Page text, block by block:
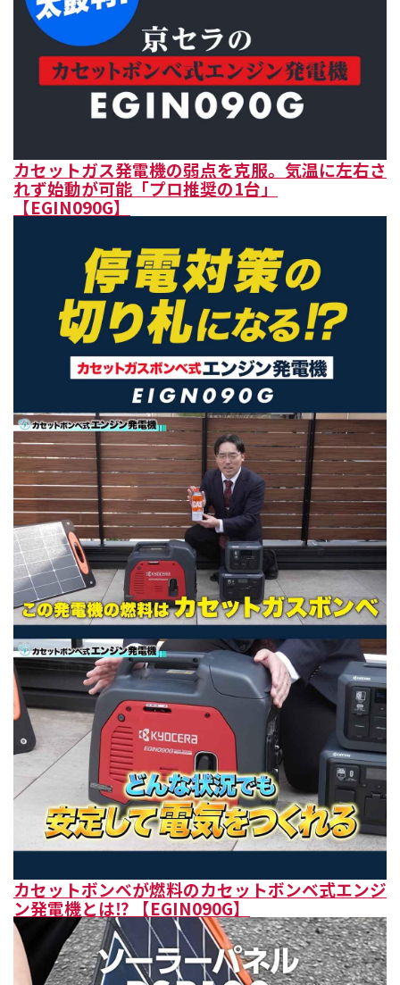
カセットガス発電機の弱点を克服。気温に左右さ
れず始動が可能「プロ推奨の1台」
【EGIN090G】
カセットボンベが燃料のカセットボンベ式エンジ
ン発電機とは⁉ 【EGIN090G】